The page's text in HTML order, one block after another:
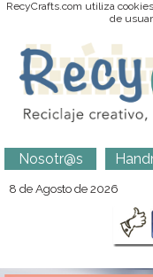
RecyCrafts.com utiliza
de
Nosotr@s
8 de Agosto de 2026